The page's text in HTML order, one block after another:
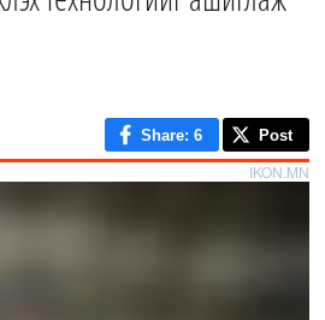
Share: 6 Post
IKON.MN